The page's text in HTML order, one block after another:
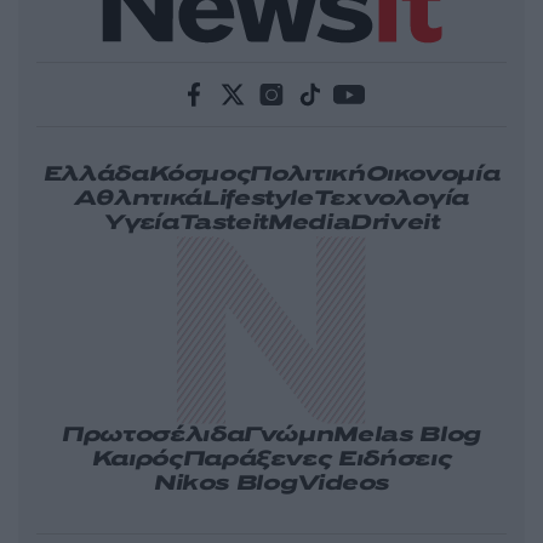
ΕλλάδαΚόσμοςΠολιτικήΟικονομία
ΑθλητικάLifestyleΤεχνολογία
ΥγείαTasteitMediaDriveit
ΠρωτοσέλιδαΓνώμηMelas Blog
ΚαιρόςΠαράξενες Ειδήσεις
Nikos BlogVideos